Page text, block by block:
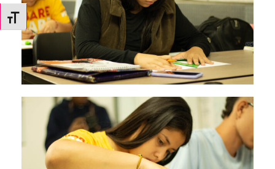
Alternar tamaño de letra